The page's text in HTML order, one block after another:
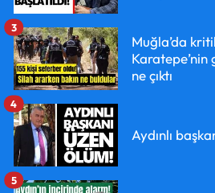
Muğla’da
ne çıktı
3
Aydınlı
4
5